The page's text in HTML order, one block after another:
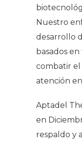
Nuestro
desarrollo
basados
combatir el
atención
Aptadel
en
respaldo y